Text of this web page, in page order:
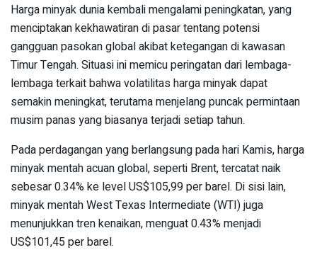
Harga minyak dunia kembali mengalami peningkatan, yang
menciptakan kekhawatiran di pasar tentang potensi
gangguan pasokan global akibat ketegangan di kawasan
Timur Tengah. Situasi ini memicu peringatan dari lembaga-
lembaga terkait bahwa volatilitas harga minyak dapat
semakin meningkat, terutama menjelang puncak permintaan
musim panas yang biasanya terjadi setiap tahun.
Pada perdagangan yang berlangsung pada hari Kamis, harga
minyak mentah acuan global, seperti Brent, tercatat naik
sebesar 0.34% ke level US$105,99 per barel. Di sisi lain,
minyak mentah West Texas Intermediate (WTI) juga
menunjukkan tren kenaikan, menguat 0.43% menjadi
US$101,45 per barel.